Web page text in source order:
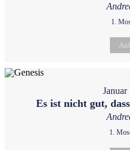
1.
Januar
Es ist nicht gut,
1.